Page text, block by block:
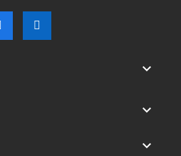


